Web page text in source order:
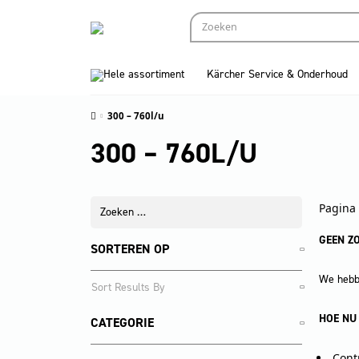
Hele assortiment Kärcher Service & Onderhoud
300 – 760l/u
300 – 760L/U
SORTEREN OP
CATEGORIE
Pagina
GEEN
We
HOE